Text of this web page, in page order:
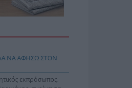
ΝΑ ΑΦΗΣΩ ΣΤΟΝ
εκπρόσωπος,